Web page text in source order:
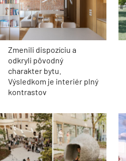
Zmenili dispozíciu a
odkryli pôvodný
charakter bytu.
Výsledkom je interiér plný
kontrastov